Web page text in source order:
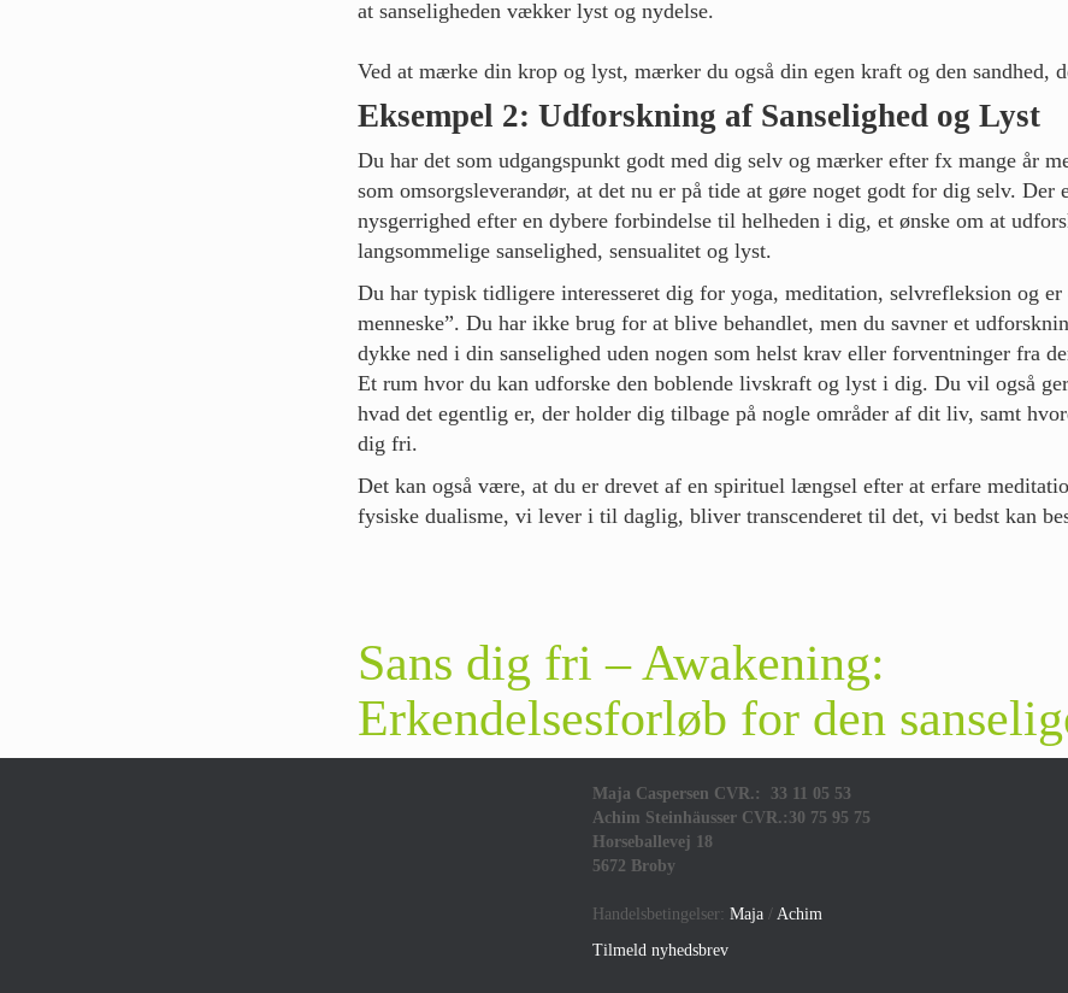
at sanseligheden vækker lyst og nydelse.
Ved at mærke din krop og lyst, mærker du også din egen kraft og den sandhed,
Eksempel 2: Udforskning af Sanselighed og Lyst
Du har det som udgangspunkt godt med dig selv og mærker efter fx mange år
som omsorgsleverandør, at det nu er på tide at gøre noget godt for dig selv. Der
nysgerrighed efter en dybere forbindelse til helheden i dig, et ønske om at
langsommelige sanselighed, sensualitet og lyst.
Du har typisk tidligere interesseret dig for yoga, meditation, selvrefleksion og er
menneske”. Du har ikke brug for at blive behandlet, men du savner et
dykke ned i din sanselighed uden nogen som helst krav eller forventninger fra
Et rum hvor du kan udforske den boblende livskraft og lyst i dig. Du vil også
hvad det egentlig er, der holder dig tilbage på nogle områder af dit liv, samt
dig fri.
Det kan også være, at du er drevet af en spirituel længsel efter at erfare
fysiske dualisme, vi lever i til daglig, bliver transcenderet til det, vi bedst kan
Sans dig fri – Awakening:
Erkendelsesforløb for den
Maja Caspersen CVR.: 33 11 05 53
Achim Steinhäusser CVR.:30 75 95 75
Horseballevej 18
5672 Broby
Handelsbetingelser: Maja / Achim
Tilmeld nyhedsbrev